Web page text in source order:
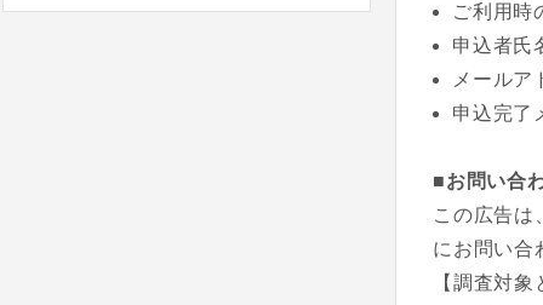
ご利用時
申込者氏
メールア
申込完了
■お問い合
この広告は
にお問い合
【調査対